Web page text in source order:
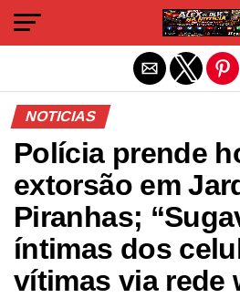
NOTICIAS
Polícia prende
extorsão em
Piranhas;
íntimas dos
vítimas via rede
Sair da versão